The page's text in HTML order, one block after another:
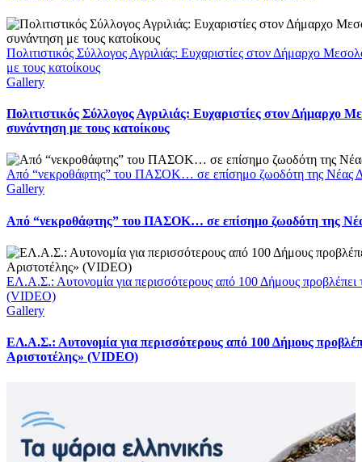
Πολιτιστικός Σύλλογος Αγριλιάς: Ευχαριστίες στον Δήμαρχο
με τους κατοίκους
Gallery
Πολιτιστικός Σύλλογος Αγριλιάς: Ευχαριστίες στον Δήμαρχο
συνάντηση με τους κατοίκους
Από “νεκροθάφτης” του ΠΑΣΟΚ… σε επίσημο ζωοδότη της Νέας
Gallery
Από “νεκροθάφτης” του ΠΑΣΟΚ… σε επίσημο ζωοδότη της
ΕΛ.Α.Σ.: Αυτονομία για περισσότερους από 100 Δήμους προβλέπει
(VIDEO)
Gallery
ΕΛ.Α.Σ.: Αυτονομία για περισσότερους από 100 Δήμους
Αριστοτέλης» (VIDEO)